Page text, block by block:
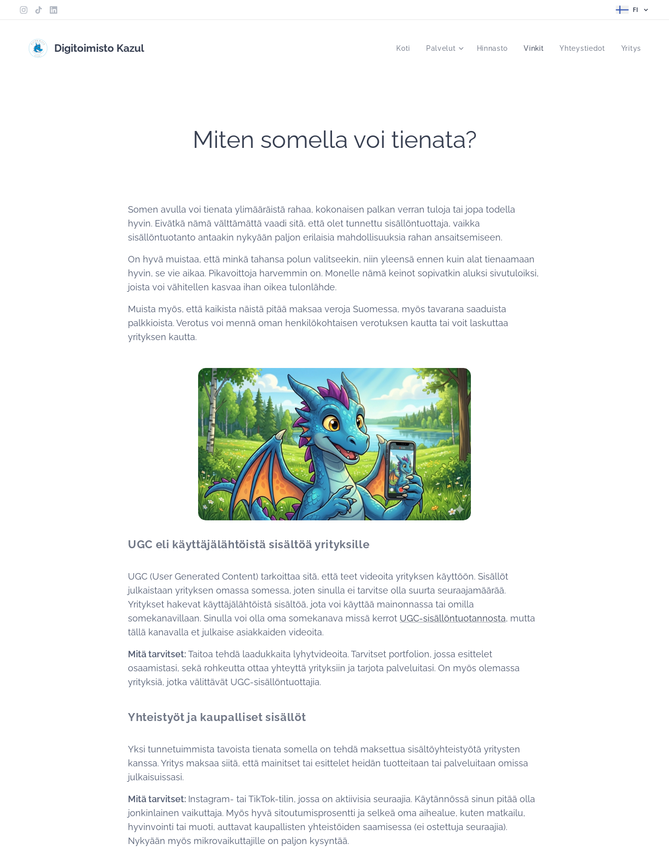
FI
Digitoimisto Kazul Koti Palvelut Hinnasto Vinkit Yhteystiedot Yritys
Miten somella voi tienata?
Somen avulla voi tienata ylimääräistä rahaa, kokonaisen palkan verran tuloja tai jopa todella
hyvin. Eivätkä nämä välttämättä vaadi sitä, että olet tunnettu sisällöntuottaja, vaikka
sisällöntuotanto antaakin nykyään paljon erilaisia mahdollisuuksia rahan ansaitsemiseen.
On hyvä muistaa, että minkä tahansa polun valitseekin, niin yleensä ennen kuin alat tienaamaan
hyvin, se vie aikaa. Pikavoittoja harvemmin on. Monelle nämä keinot sopivatkin aluksi sivutuloiksi,
joista voi vähitellen kasvaa ihan oikea tulonlähde.
Muista myös, että kaikista näistä pitää maksaa veroja Suomessa, myös tavarana saaduista
palkkioista. Verotus voi mennä oman henkilökohtaisen verotuksen kautta tai voit laskuttaa
yrityksen kautta.
UGC eli käyttäjälähtöistä sisältöä yrityksille
UGC (User Generated Content) tarkoittaa sitä, että teet videoita yrityksen käyttöön. Sisällöt
julkaistaan yrityksen omassa somessa, joten sinulla ei tarvitse olla suurta seuraajamäärää.
Yritykset hakevat käyttäjälähtöistä sisältöä, jota voi käyttää mainonnassa tai omilla
somekanavillaan. Sinulla voi olla oma somekanava missä kerrot UGC-sisällöntuotannosta, mutta
tällä kanavalla et julkaise asiakkaiden videoita.
Mitä tarvitset: Taitoa tehdä laadukkaita lyhytvideoita. Tarvitset portfolion, jossa esittelet
osaamistasi, sekä rohkeutta ottaa yhteyttä yrityksiin ja tarjota palveluitasi. On myös olemassa
yrityksiä, jotka välittävät UGC-sisällöntuottajia.
Yhteistyöt ja kaupalliset sisällöt
Yksi tunnetuimmista tavoista tienata somella on tehdä maksettua sisältöyhteistyötä yritysten
kanssa. Yritys maksaa siitä, että mainitset tai esittelet heidän tuotteitaan tai palveluitaan omissa
julkaisuissasi.
Mitä tarvitset: Instagram- tai TikTok-tilin, jossa on aktiivisia seuraajia. Käytännössä sinun pitää olla
jonkinlainen vaikuttaja. Myös hyvä sitoutumisprosentti ja selkeä oma aihealue, kuten matkailu,
hyvinvointi tai muoti, auttavat kaupallisten yhteistöiden saamisessa (ei ostettuja seuraajia).
Nykyään myös mikrovaikuttajille on paljon kysyntää.